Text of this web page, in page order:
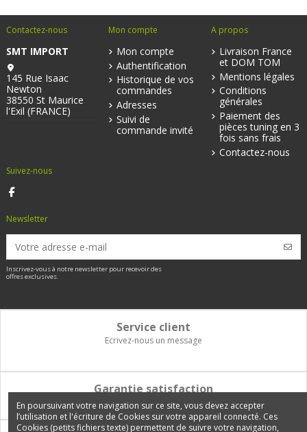
Contactez-nous
SMT IMPORT
145 Rue Isaac
Newton
38550 St Maurice
l'Exil (FRANCE)
Mon compte
Mon compte
Authentification
Historique de vos
commandes
Adresses
Suivi de
commande invité
A propos
Livraison France
et DOM TOM
Mentions légales
Conditions
générales
Paiement des
pièces tuning en 3
fois sans frais
Contactez-nous
Suivez-nous
Newsletter
Inscrivez-vous à notre newsletter pour recevoir des
offres exclusives.
Service client
Ecrivez-nous un message
Garantie satisfaction
Vous disposez de 14 jours pour changer d'avis et être remboursé
En poursuivant votre navigation sur ce site, vous devez accepter
l’utilisation et l'écriture de Cookies sur votre appareil connecté. Ces
Cookies (petits fichiers texte) permettent de suivre votre navigation,